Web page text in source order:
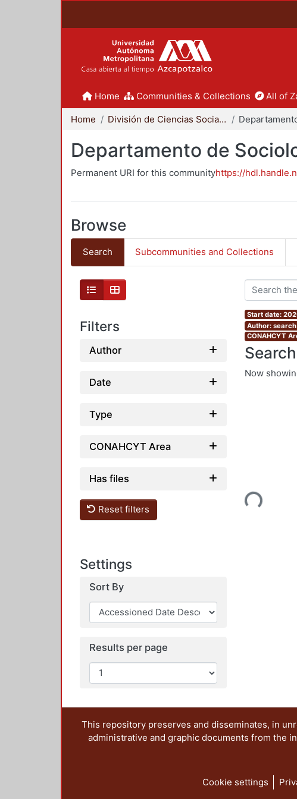
Home Communities & Collections All of
Home División de Ciencias Sociales y Humanidades
Departamento de
Permanent URI for this communityhttps://
Browse
Search Subcommunities and Collections
Filters
Author
Date
Type
CONAHCYT Area
Has files
Reset filters
Settings
Sort By
Results per page
Start date:
Author:
CONAHCYT
Now
Loading...
This repository preserves and disseminates, in
administrative and graphic documents from the
Cookie settings